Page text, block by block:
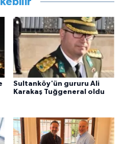
Sultanköy'ün gururu Ali
Karakaş Tuğgeneral oldu